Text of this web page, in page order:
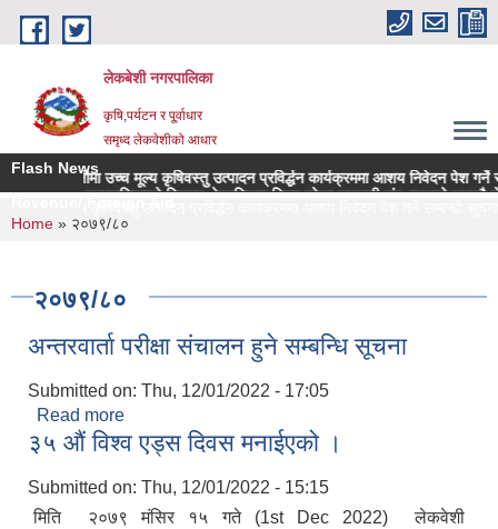
Skip to main content
लेकबेशी नगरपालिका
कृषि,पर्यटन र पू्र्वाधार
समृध्द लेकवेशीको आधार
Flash News
सहलगानीमा उच्च मूल्य कृषिवस्तु उत्पादन प्रविर्द्धन कार्यक्रममा आशय निवेदन पेश गर्ने
लकेवेशी नगरपालिकाको नियमन क्षेत्रधिकार भित्र रहेका सहकारी संस्थाहरुको समयमै
You are here
Home » २०७९/८०
२०७९/८०
अन्तरवार्ता परीक्षा संचालन हुने सम्बन्धि सूचना
Submitted on: Thu, 12/01/2022 - 17:05
Read more
३५ औं विश्व एड्स दिवस मनाईएको ।
Submitted on: Thu, 12/01/2022 - 15:15
मिति २०७९ मंसिर १५ गते (1st Dec 2022) लेकवेशी